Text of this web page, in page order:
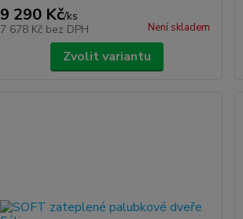
9 290 Kč/ks
7 678 Kč bez DPH Není skladem
Zvolit variantu